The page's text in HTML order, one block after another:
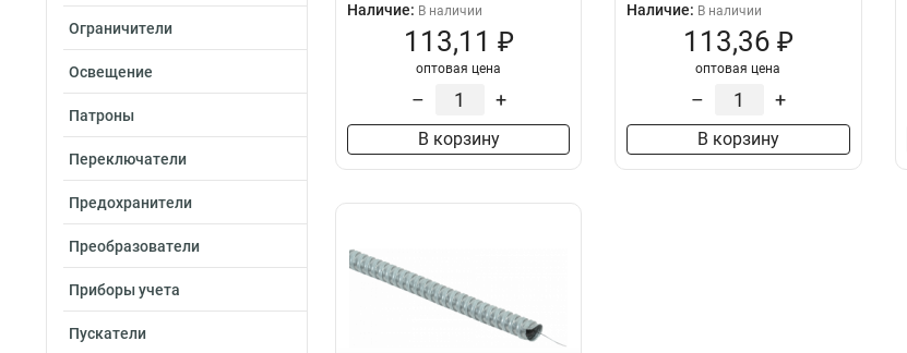
Ограничители
Освещение
Патроны
Переключатели
Предохранители
Преобразователи
Приборы учета
Пускатели
Наличие: В наличии
113,11 ₽
оптовая цена
– +
В корзину
Наличие: В наличии
113,36 ₽
оптовая цена
– +
В корзину